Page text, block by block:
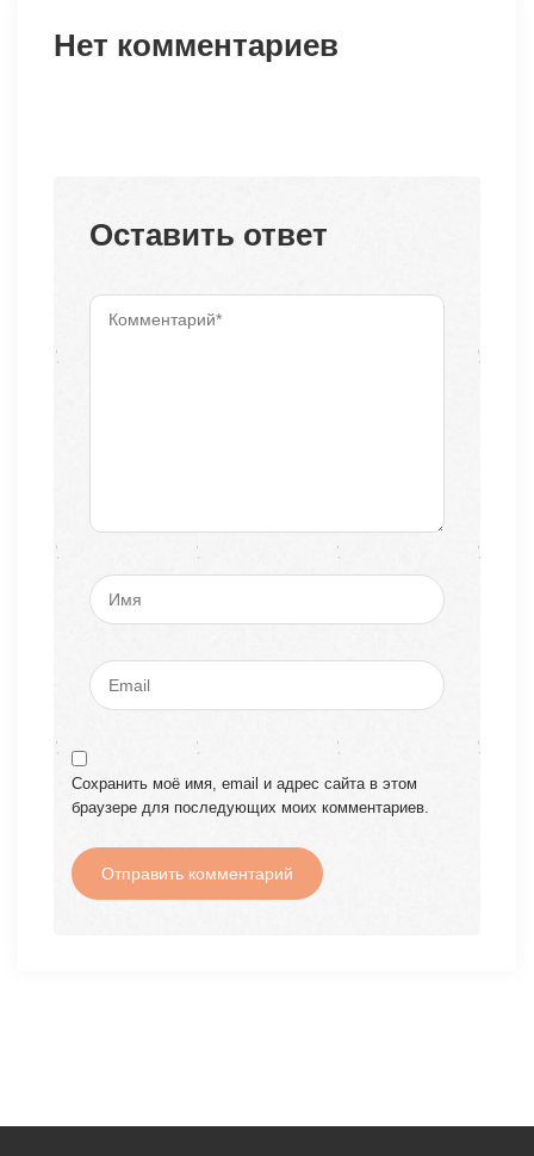
Нет комментариев
Оставить ответ
Сохранить моё имя, email и адрес сайта в этом
браузере для последующих моих комментариев.